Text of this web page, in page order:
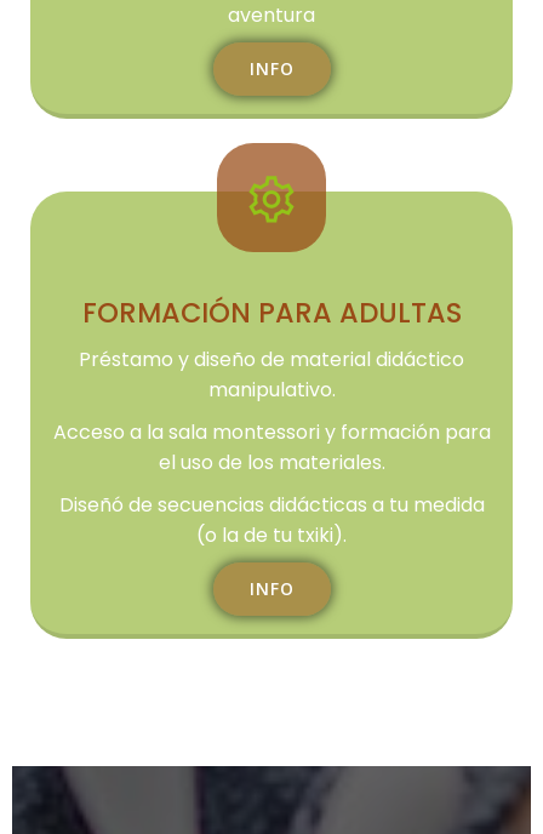
aventura
INFO
FORMACIÓN PARA ADULTAS
Préstamo y diseño de material didáctico
manipulativo.
Acceso a la sala montessori y formación para
el uso de los materiales.
Diseñó de secuencias didácticas a tu medida
(o la de tu txiki).
INFO